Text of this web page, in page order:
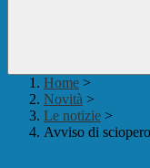
Home >
Novità >
Le notizie >
Avviso di